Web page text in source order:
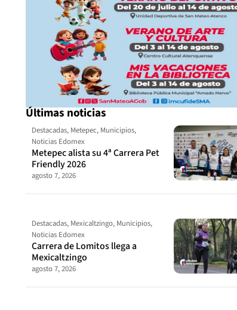
Últimas noticias
Destacadas, Metepec, Municipios,
Noticias Edomex
Metepec alista su 4ª Carrera Pet
Friendly 2026
agosto 7, 2026
Destacadas, Mexicaltzingo, Municipios,
Noticias Edomex
Carrera de Lomitos llega a
Mexicaltzingo
agosto 7, 2026